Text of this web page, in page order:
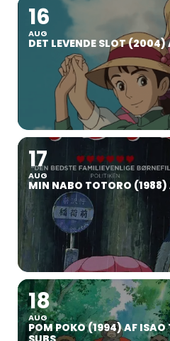
16
AUG
DET LEVENDE SLOT
17
AUG
MIN NABO TOTORO
18
AUG
POM POKO (1994) AF